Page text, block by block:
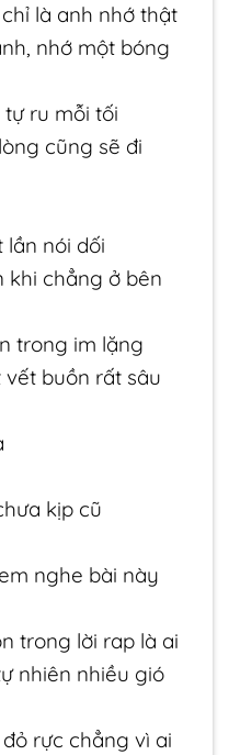
là anh nhớ thật
nhớ một bóng
ru mỗi tối
cũng sẽ đi
lần nói dối
khi chẳng ở bên
trong im lặng
buồn rất sâu
kịp cũ
nghe bài này
trong lời rap là ai
nhiên nhiều gió
rực chẳng vì ai